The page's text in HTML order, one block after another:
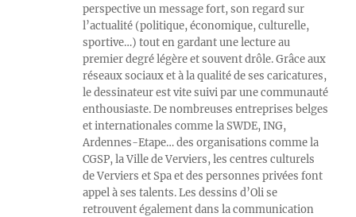
perspective un message fort, son regard sur
l’actualité (politique, économique, culturelle,
sportive…) tout en gardant une lecture au
premier degré légère et souvent drôle. Grâce aux
réseaux sociaux et à la qualité de ses caricatures,
le dessinateur est vite suivi par une communauté
enthousiaste. De nombreuses entreprises belges
et internationales comme la SWDE, ING,
Ardennes-Etape… des organisations comme la
CGSP, la Ville de Verviers, les centres culturels
de Verviers et Spa et des personnes privées font
appel à ses talents. Les dessins d’Oli se
retrouvent également dans la communication